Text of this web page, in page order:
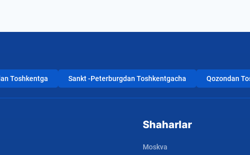
Toshkentga Sankt -Peterburgdan Toshkentgacha Qozondan
Shaharlar
Moskva